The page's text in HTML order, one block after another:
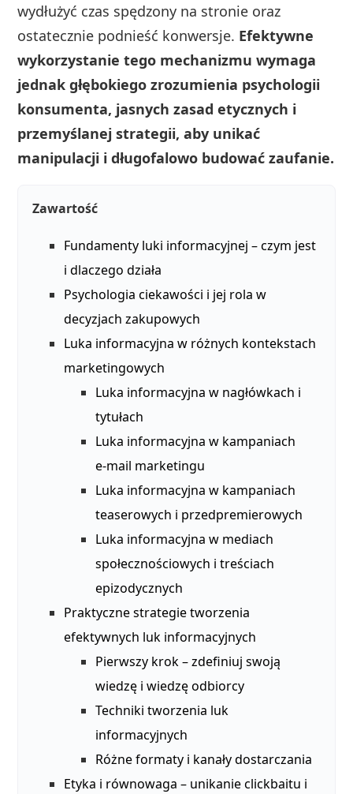
wydłużyć czas spędzony na stronie oraz
ostatecznie podnieść konwersje. Efektywne
wykorzystanie tego mechanizmu wymaga
jednak głębokiego zrozumienia psychologii
konsumenta, jasnych zasad etycznych i
przemyślanej strategii, aby unikać
manipulacji i długofalowo budować zaufanie.
Zawartość
Fundamenty luki informacyjnej – czym jest
i dlaczego działa
Psychologia ciekawości i jej rola w
decyzjach zakupowych
Luka informacyjna w różnych kontekstach
marketingowych
Luka informacyjna w nagłówkach i
tytułach
Luka informacyjna w kampaniach
e‑mail marketingu
Luka informacyjna w kampaniach
teaserowych i przedpremierowych
Luka informacyjna w mediach
społecznościowych i treściach
epizodycznych
Praktyczne strategie tworzenia
efektywnych luk informacyjnych
Pierwszy krok – zdefiniuj swoją
wiedzę i wiedzę odbiorcy
Techniki tworzenia luk
informacyjnych
Różne formaty i kanały dostarczania
Etyka i równowaga – unikanie clickbaitu i